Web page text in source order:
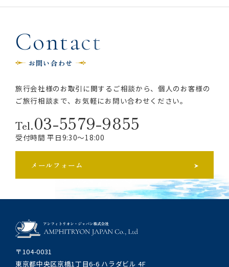
Contact
お問い合わせ
旅行会社様のお取引に関するご相談から、 個人のお客様の
ご旅行相談まで、お気軽にお問い合わせください。
Tel.03-5579-9855
受付時間 平日9:30～18:00
メールフォーム
〒104-0031
東京都中央区京橋1丁目6-6 ハラダビル 4F